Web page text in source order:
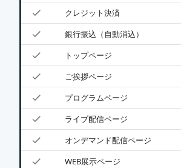
クレジット決済
銀行振込（自動消込）
トップページ
ご挨拶ページ
プログラムページ
ライブ配信ページ
オンデマンド配信ページ
WEB展示ページ